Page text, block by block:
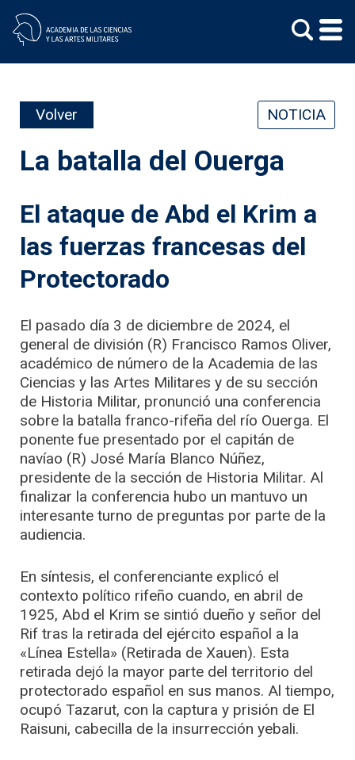
content
Volver NOTICIA
La batalla del Ouerga
El ataque de Abd el Krim a
las fuerzas francesas del
Protectorado
El pasado día 3 de diciembre de 2024, el
general de división (R) Francisco Ramos Oliver,
académico de número de la Academia de las
Ciencias y las Artes Militares y de su sección
de Historia Militar, pronunció una conferencia
sobre la batalla franco-rifeña del río Ouerga. El
ponente fue presentado por el capitán de
navíao (R) José María Blanco Núñez,
presidente de la sección de Historia Militar. Al
finalizar la conferencia hubo un mantuvo un
interesante turno de preguntas por parte de la
audiencia.
En síntesis, el conferenciante explicó el
contexto político rifeño cuando, en abril de
1925, Abd el Krim se sintió dueño y señor del
Rif tras la retirada del ejército español a la
«Línea Estella» (Retirada de Xauen). Esta
retirada dejó la mayor parte del territorio del
protectorado español en sus manos. Al tiempo,
ocupó Tazarut, con la captura y prisión de El
Raisuni, cabecilla de la insurrección yebali.